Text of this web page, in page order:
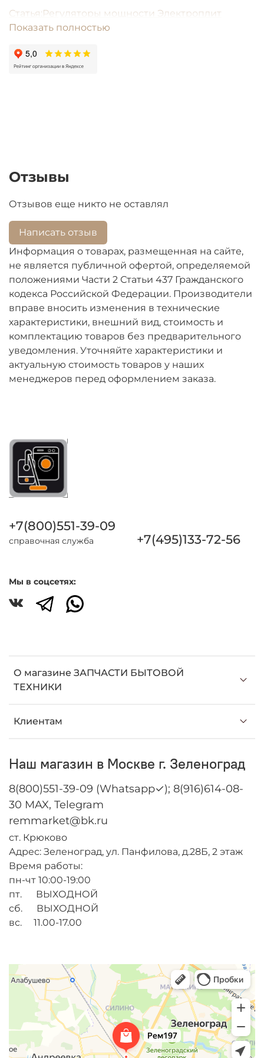
Статья:Регуляторы мощности Электроплит
Показать полностью
Отзывы
Отзывов еще никто не оставлял
Написать отзыв
Информация о товарах, размещенная на сайте,
не является публичной офертой, определяемой
положениями Части 2 Статьи 437 Гражданского
кодекса Российской Федерации. Производители
вправе вносить изменения в технические
характеристики, внешний вид, стоимость и
комплектацию товаров без предварительного
уведомления. Уточняйте характеристики и
актуальную стоимость товаров у наших
менеджеров перед оформлением заказа.
О магазине ЗАПЧАСТИ БЫТОВОЙ
ТЕХНИКИ
Клиентам
+7(800)551-39-09
справочная служба +7(495)133-72-56
Мы в соцсетях:
Наш магазин в Москве г. Зеленоград
8(800)551-39-09 (Whatsapp✓); 8(916)614-08-
30 MAX, Telegram
remmarket@bk.ru
ст. Крюково
Адрес: Зеленоград, ул. Панфилова, д.28Б, 2 этаж
Время работы:
пн-чт 10:00-19:00
пт. ВЫХОДНОЙ
сб. ВЫХОДНОЙ
вс. 11.00-17.00